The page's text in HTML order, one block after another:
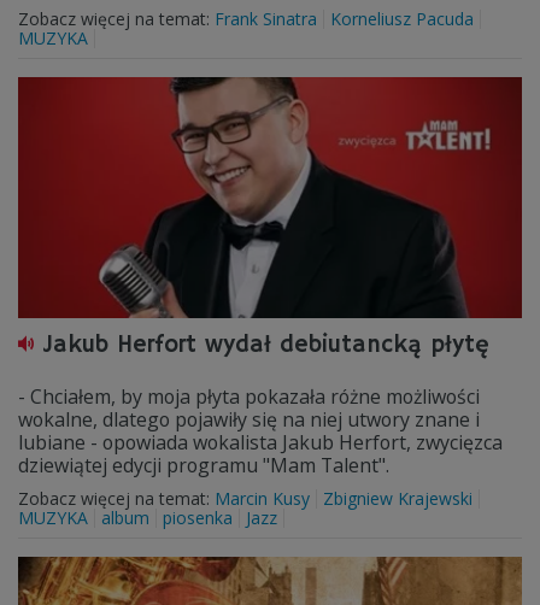
Zobacz więcej na temat: Frank Sinatra
Korneliusz Pacuda
MUZYKA
Jakub Herfort wydał debiutancką płytę
- Chciałem, by moja płyta pokazała różne możliwości
wokalne, dlatego pojawiły się na niej utwory znane i
lubiane - opowiada wokalista Jakub Herfort, zwycięzca
dziewiątej edycji programu "Mam Talent".
Zobacz więcej na temat: Marcin Kusy
Zbigniew Krajewski
MUZYKA
album piosenka Jazz